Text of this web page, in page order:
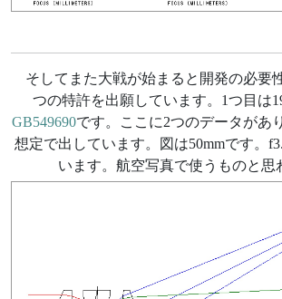
そしてまた大戦が始まると開発の必要
つの特許を出願しています。1つ目は
GB549690です。ここに2つのデータがあ
想定で出しています。図は50mmです。
います。航空写真で使うものと思